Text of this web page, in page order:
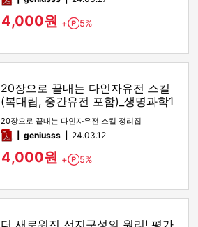
4,000원 + Point
5%
20장으로 끝내는 다인자유전 스킬
(복대립, 중간유전 포함)_생명과학1
유전
20장으로 끝내는 다인자유전 스킬 정리집
pdfgeniusss 24.03.12
4,000원 + Point
5%
더 새로워진 선지구성의 원리! 평가